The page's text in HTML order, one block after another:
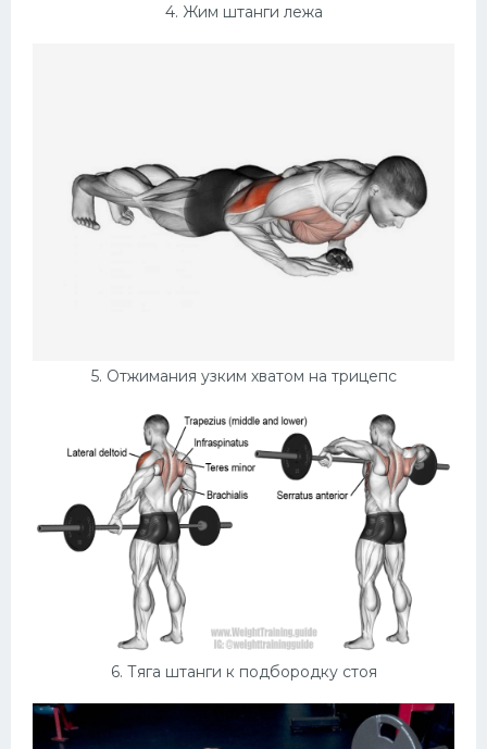
4. Жим штанги лежа
5. Отжимания узким хватом на трицепс
6. Тяга штанги к подбородку стоя